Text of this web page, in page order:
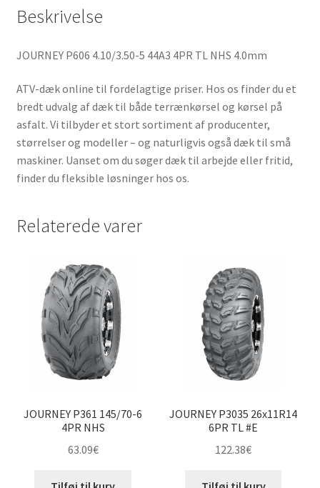
Beskrivelse
JOURNEY P606 4.10/3.50-5 44A3 4PR TL NHS 4.0mm
ATV-dæk online til fordelagtige priser. Hos os finder du et
bredt udvalg af dæk til både terrænkørsel og kørsel på
asfalt. Vi tilbyder et stort sortiment af producenter,
størrelser og modeller – og naturligvis også dæk til små
maskiner. Uanset om du søger dæk til arbejde eller fritid,
finder du fleksible løsninger hos os.
Relaterede varer
JOURNEY P361 145/70-6
4PR NHS
63.09€
JOURNEY P3035 26x11R14
6PR TL #E
122.38€